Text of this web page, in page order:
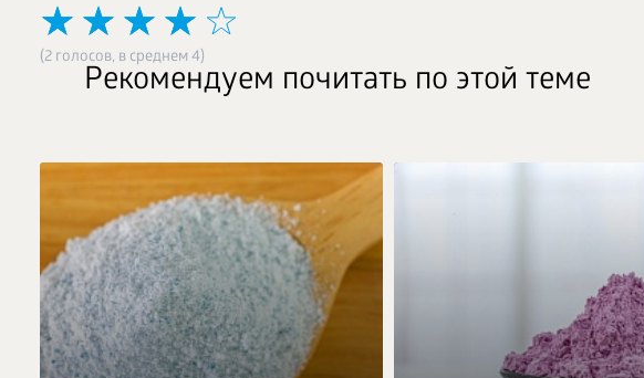
(2 голосов, в среднем 4)
Рекомендуем почитать по этой теме